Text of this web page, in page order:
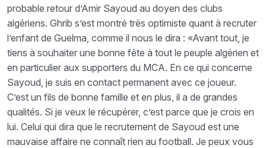
probable retour d’Amir Sayoud au doyen des clubs
algériens. Ghrib s’est montré très optimiste quant à recruter
l’enfant de Guelma, comme il nous le dira : «Avant tout, je
tiens à souhaiter une bonne fête à tout le peuple algérien et
en particulier aux supporters du MCA. En ce qui concerne
Sayoud, je suis en contact permanent avec ce joueur.
C’est un fils de bonne famille et en plus, il a de grandes
qualités. Si je veux le récupérer, c’est parce que je crois en
lui. Celui qui dira que le recrutement de Sayoud est une
mauvaise affaire ne connaît rien au football. Je peux vous